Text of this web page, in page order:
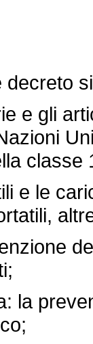
e gli
classe
e le